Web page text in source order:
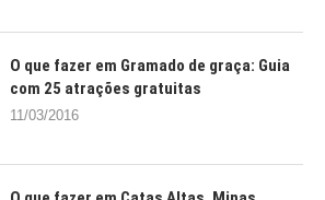
O que fazer em Gramado de graça: Guia
com 25 atrações gratuitas
11/03/2016